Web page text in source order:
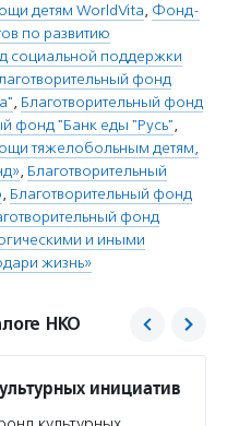
детям WorldVita, Фонд-
по развитию
социальной поддержки
фонд
, Благотворительный фонд
фонд "Банк еды "Русь",
тяжелобольным детям,
, Благотворительный
, Благотворительный фонд
фонд
и иными
жизнь»
НКО
инициатив